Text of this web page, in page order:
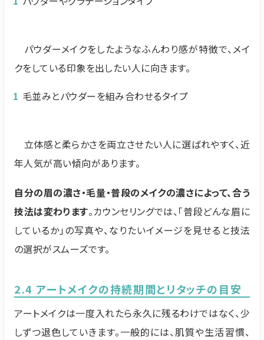
パウダーメイクをしたようなふんわり感が特徴で、メイ
クをしている印象を出したい人に向きます。
毛並みとパウダーを組み合わせるタイプ
立体感と柔らかさを両立させたい人に選ばれやすく、近
年人気が高い傾向があります。
自分の眉の濃さ・毛量・普段のメイクの濃さによって、合う
技法は変わります。カウンセリングでは、「普段どんな眉に
しているか」の写真や、なりたいイメージを見せると技法
の選択がスムーズです。
2.4 アートメイクの持続期間とリタッチの目安
アートメイクは一度入れたら永久に残るわけではなく、少
しずつ退色していきます。一般的には、肌質や生活習慣、